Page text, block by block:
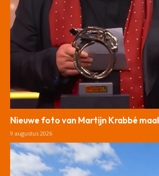
Nieuwe foto van Martijn Krabbé
9 augustus 2026